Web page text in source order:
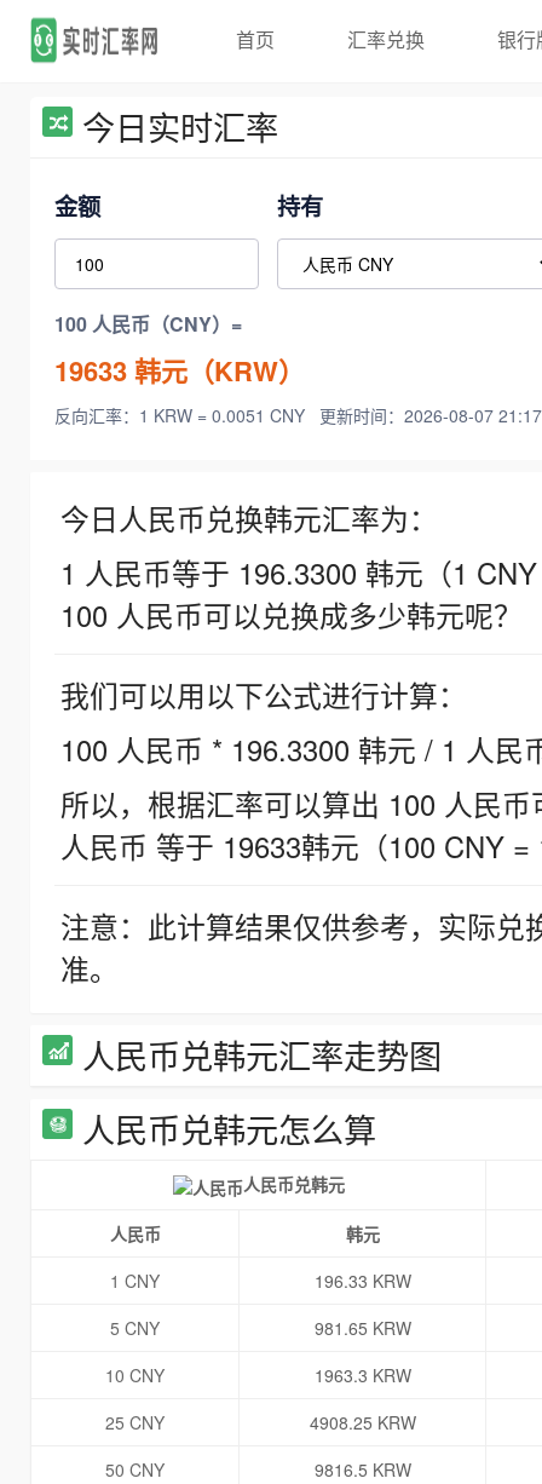
首页 汇率兑换 银行
今日实时汇率
金额 持有
100 人民币（CNY）=
19633韩元（KRW）
反向汇率：1 KRW = 0.0051 CNY 更新时间：2026-08-07
今日人民币兑换韩元汇率为：
1 人民币等于 196.3300 韩元（1
100 人民币可以兑换成多少韩元呢？
我们可以用以下公式进行计算：
100 人民币 * 196.3300 韩元 / 1 人民
所以，根据汇率可以算出 100 人民
人民币 等于 19633韩元（100 CNY =
注意：此计算结果仅供参考，实际
准。
人民币兑韩元汇率走势图
人民币兑韩元怎么算
人民币兑韩元
人民币
韩元
1 CNY
196.33 KRW
5 CNY
981.65 KRW
10 CNY
1963.3 KRW
25 CNY
4908.25 KRW
50 CNY
9816.5 KRW